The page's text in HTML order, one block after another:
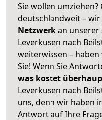
Sie wollen umziehen?
deutschlandweit – wir
Netzwerkan unserer
Leverkusen nach
weiterwissen –
Sie! Wenn Sie
was kostet
Leverkusen nach
uns, denn wir haben
Antwort auf Ihre